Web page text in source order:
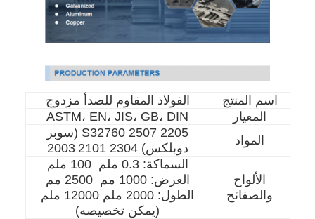
اسم المنتج
الفولاذ المقاوم للصدأ مزدوج
المعيار
ASTM، EN، JIS، GB، DIN
المواد
2205 2507 S32760 (سوبر
دوبلكس) 2304 2101
2003
الألواح
والصفائح
السماكة: 0.3 ملم ️ 100 ملم
العرض: 1000 مم ️ 2500 مم
الطول: 2000 ملم 12000 ملم
(يمكن تخصيصه)